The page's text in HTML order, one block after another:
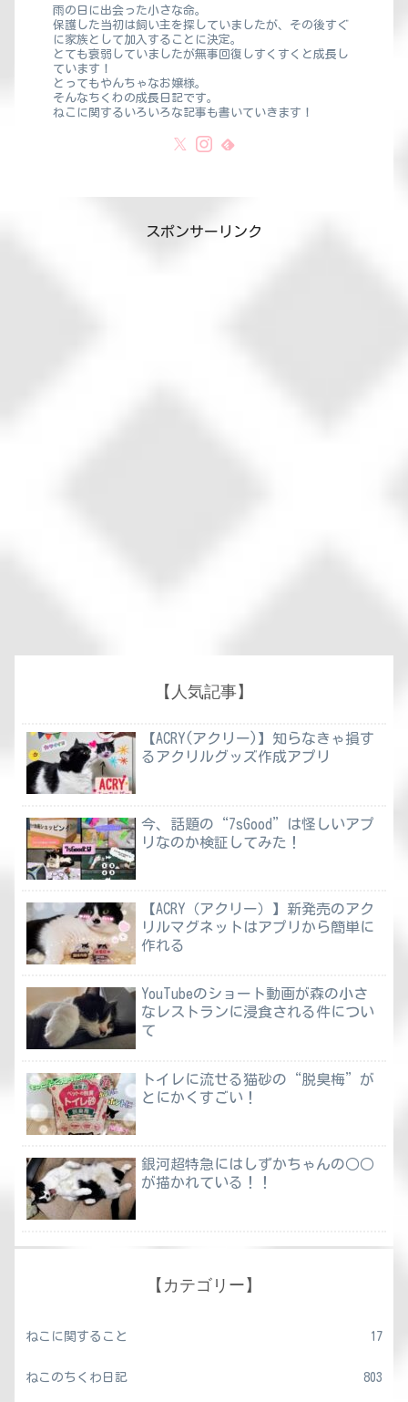
雨の日に出会った小さな命。
保護した当初は飼い主を探していましたが、その後すぐ
に家族として加入することに決定。
とても衰弱していましたが無事回復しすくすくと成長し
ています！
とってもやんちゃなお嬢様。
そんなちくわの成長日記です。
ねこに関するいろいろな記事も書いていきます！
スポンサーリンク
【人気記事】
【ACRY(アクリー)】知らなきゃ損す
るアクリルグッズ作成アプリ
今、話題の“7sGood”は怪しいアプ
リなのか検証してみた！
【ACRY（アクリー）】新発売のアク
リルマグネットはアプリから簡単に
作れる
YouTubeのショート動画が森の小さ
なレストランに浸食される件につい
て
トイレに流せる猫砂の“脱臭梅”が
とにかくすごい！
銀河超特急にはしずかちゃんの○○
が描かれている！！
【カテゴリー】
ねこに関すること 17
ねこのちくわ日記 803